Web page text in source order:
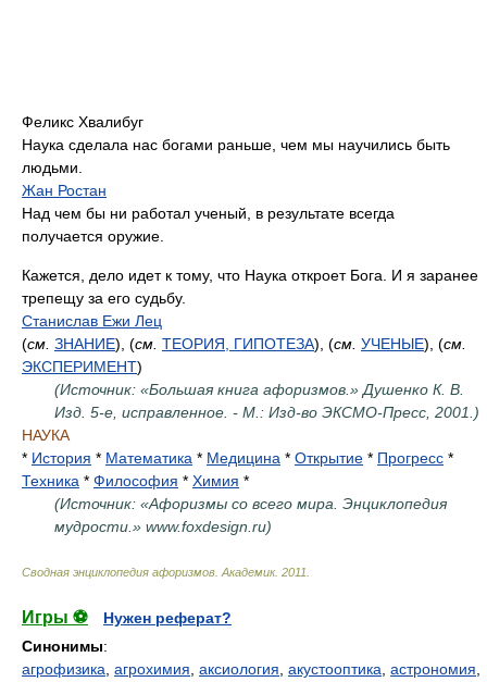
Феликс Хвалибуг
Наука сделала нас богами раньше, чем мы научились быть
людьми.
Жан Ростан
Над чем бы ни работал ученый, в результате всегда
получается оружие.
Кажется, дело идет к тому, что Наука откроет Бога. И я заранее
трепещу за его судьбу.
Станислав Ежи Лец
(см. ЗНАНИЕ), (см. ТЕОРИЯ, ГИПОТЕЗА), (см. УЧЕНЫЕ), (см.
ЭКСПЕРИМЕНТ)
(Источник: «Большая книга афоризмов.» Душенко К. В.
Изд. 5-е, исправленное. - М.: Изд-во ЭКСМО-Пресс, 2001.)
НАУКА
* История * Математика * Медицина * Открытие * Прогресс *
Техника * Философия * Химия *
(Источник: «Афоризмы со всего мира. Энциклопедия
мудрости.» www.foxdesign.ru)
Сводная энциклопедия афоризмов Академик. 2011
Игры ⚽
Нужен реферат?
Синонимы:
агрофизика агрохимия аксиология акустооптика астрономия